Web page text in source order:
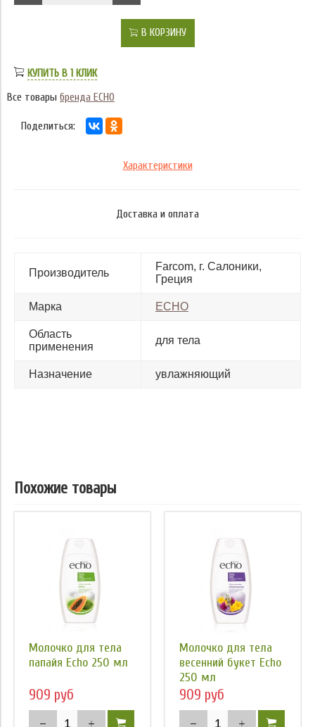
В КОРЗИНУ
КУПИТЬ В 1 КЛИК
Все товары бренда ECHO
Поделиться:
Характеристики
Доставка и оплата
Производитель
Farcom, г. Салоники,
Греция
Марка ECHO
Область
применения
для тела
Назначение увлажняющий
Похожие товары
Молочко для тела
папайя Echo 250 мл
909 руб
Молочко для тела
весенний букет Echo
250 мл
909 руб